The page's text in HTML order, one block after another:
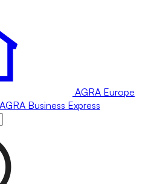
AGRA Europe
AGRA Business Express